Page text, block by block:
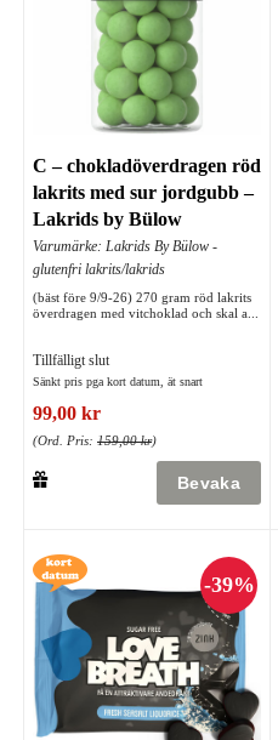
C – chokladöverdragen röd
lakrits med sur jordgubb –
Lakrids by Bülow
Varumärke: Lakrids By Bülow -
glutenfri lakrits/lakrids
(bäst före 9/9-26) 270 gram röd lakrits
överdragen med vitchoklad och skal a...
Tillfälligt slut
Sänkt pris pga kort datum, ät snart
99,00 kr
(Ord. Pris: 159,00 kr)